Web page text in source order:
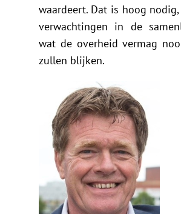
waardeert. Dat is hoog
verwachtingen in de
wat de overheid vermag
zullen blijken.